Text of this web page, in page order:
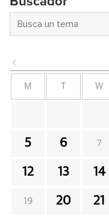
M W
5 6 7
12 13 14
19 20 21